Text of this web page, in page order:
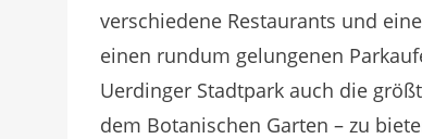
verschiedene Restaurants und
einen rundum gelungenen
Uerdinger Stadtpark auch die
dem Botanischen Garten – zu